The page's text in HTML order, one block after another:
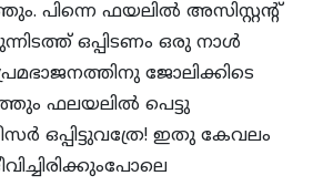
പിന്നെ ഫയലില്‍ അസിസ്റ്റന്റ്‌
ഒപ്പിടണം ഒരു നാള്‍
ജോലിക്കിടെ
ഫലയലില്‍ പെട്ടു
ഒപ്പിട്ടുവത്രേ! ഇതു കേവലം